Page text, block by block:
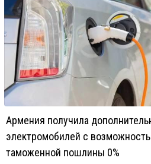
Армения получила
электромобилей с
таможенной пошлины 0%